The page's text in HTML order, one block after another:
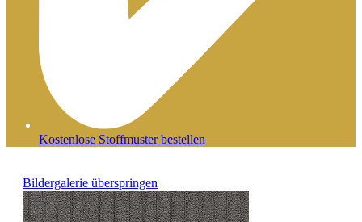
Kostenlose Stoffmuster bestellen
Bildergalerie überspringen